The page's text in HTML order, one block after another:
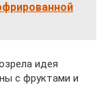
идея
с фруктами и